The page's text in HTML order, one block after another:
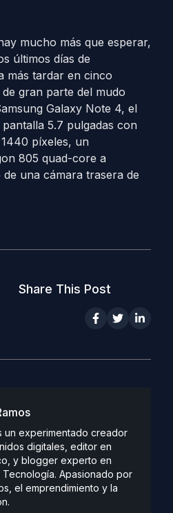
mucho más que esperar,
últimos días de
más tardar en cinco
gran parte del mudo
Galaxy Note 4, el
5.7 pulgadas ​con
píxeles, un
805 quad-core a
una cámara trasera de
Share This Post
un experimentado creador
digitales, editor en
y blogger experto en
Tecnología. Apasionado por
el emprendimiento y la